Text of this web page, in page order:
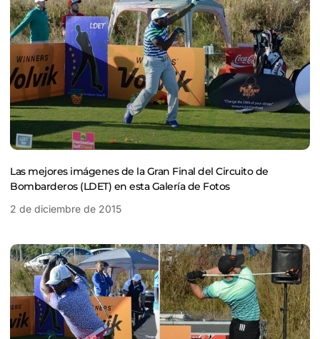
Las mejores imágenes de la Gran Final del Circuito de
Bombarderos (LDET) en esta Galería de Fotos
2 de diciembre de 2015